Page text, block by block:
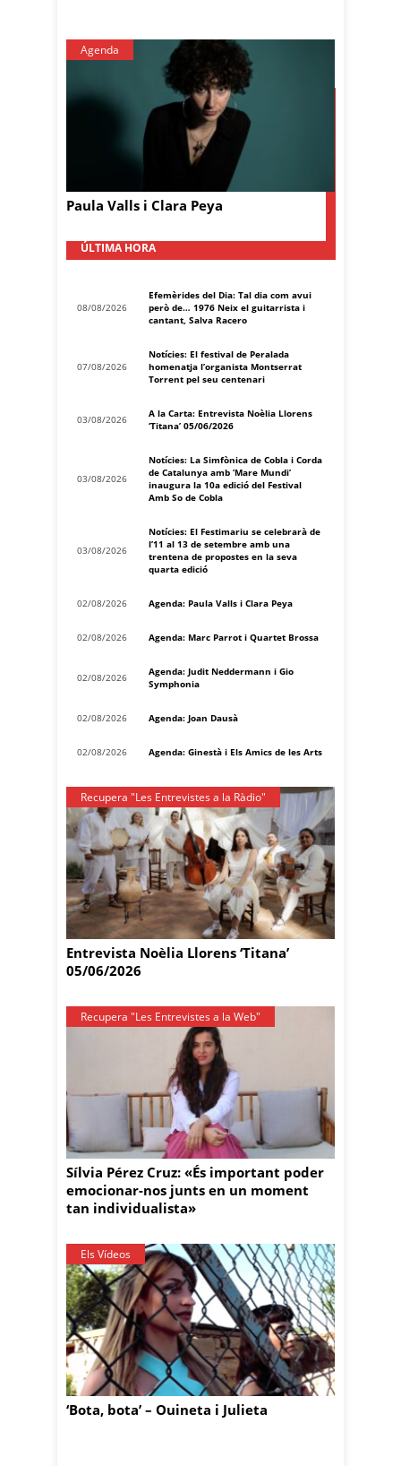
Agenda
Paula Valls i Clara Peya
ÚLTIMA HORA
08/08/2026
Efemèrides del Dia: Tal dia com avui
però de… 1976 Neix el guitarrista i
cantant, Salva Racero
07/08/2026
Notícies: El festival de Peralada
homenatja l’organista Montserrat
Torrent pel seu centenari
03/08/2026
A la Carta: Entrevista Noèlia Llorens
‘Titana’ 05/06/2026
03/08/2026
Notícies: La Simfònica de Cobla i Corda
de Catalunya amb ‘Mare Mundi’
inaugura la 10a edició del Festival
Amb So de Cobla
03/08/2026
Notícies: El Festimariu se celebrarà de
l’11 al 13 de setembre amb una
trentena de propostes en la seva
quarta edició
02/08/2026 Agenda: Paula Valls i Clara Peya
02/08/2026 Agenda: Marc Parrot i Quartet Brossa
02/08/2026
Agenda: Judit Neddermann i Gio
Symphonia
02/08/2026 Agenda: Joan Dausà
02/08/2026 Agenda: Ginestà i Els Amics de les Arts
Recupera "Les Entrevistes a la Ràdio"
Entrevista Noèlia Llorens ‘Titana’
05/06/2026
Recupera "Les Entrevistes a la Web"
Sílvia Pérez Cruz: «És important poder
emocionar-nos junts en un moment
tan individualista»
Els Vídeos
‘Bota, bota’ – Ouineta i Julieta